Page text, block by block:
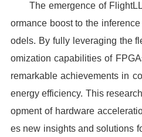
The emergence of
ormance boost to the
odels. By fully leveraging the
omization capabilities of
remarkable achievements in
energy efficiency. This
opment of hardware
es new insights and solutions